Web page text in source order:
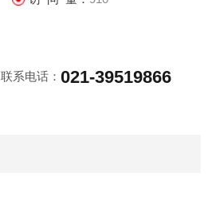
联系电话：021-39519866